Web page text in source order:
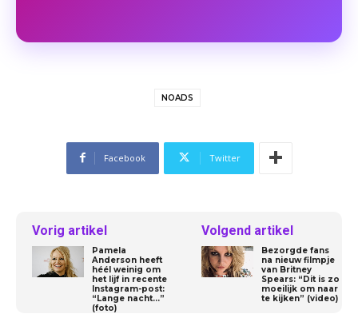
NOADS
Facebook Twitter
Vorig artikel
Pamela
Anderson heeft
héél weinig om
het lijf in recente
Instagram-post:
“Lange nacht…”
(foto)
Volgend artikel
Bezorgde fans
na nieuw filmpje
van Britney
Spears: “Dit is zo
moeilijk om naar
te kijken” (video)